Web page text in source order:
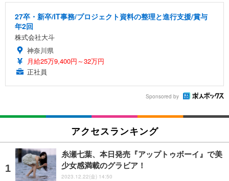
27卒・新卒/IT事務/プロジェクト資料の整理と進行支援/賞与
年2回
株式会社大斗
神奈川県
月給25万9,400円～32万円
正社員
Sponsored by
アクセスランキング
糸瀬七葉、本日発売『アップトゥボーイ』で美
少女感満載のグラビア！
2023.12.22(金) 14:50